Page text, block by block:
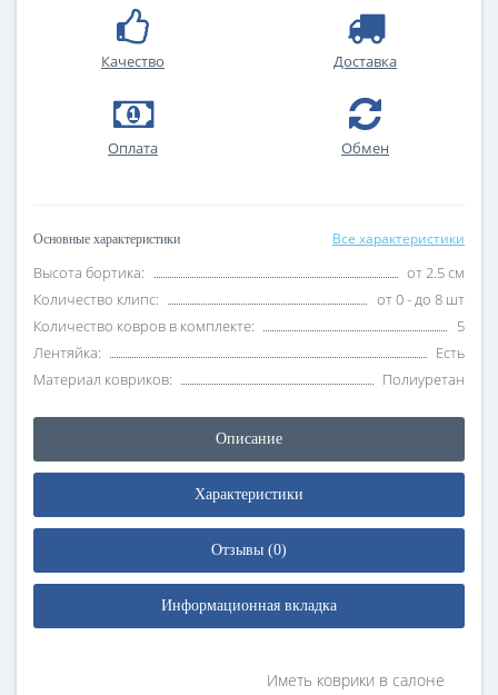
Качество Доставка
Оплата Обмен
Основные характеристики Все характеристики
Высота бортика:
от 2.5 см
Количество клипс:
от 0 - до 8 шт
Количество ковров в комплекте:
5
Лентяйка:
Есть
Материал ковриков:
Полиуретан
Описание
Характеристики
Отзывы (0)
Информационная вкладка
Иметь коврики в салоне